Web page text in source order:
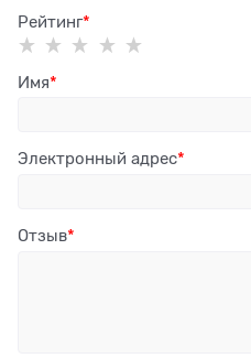
Рейтинг
Имя
Электронный адрес
Отзыв